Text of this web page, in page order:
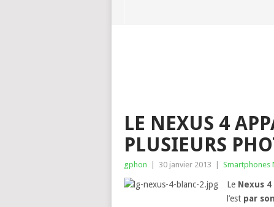
LE NEXUS 4
PLUSIEURS
gphon 30 janvier 2013 Smartphones
Le Nexus 4
l’est par